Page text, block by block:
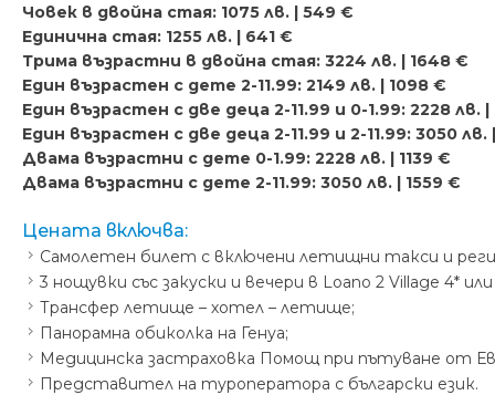
Човек в двойна стая: 1075 лв. | 549 €
Единична стая: 1255 лв. | 641 €
Трима възрастни в двойна стая: 3224 лв. | 1648 €
Един възрастен с дете 2-11.99: 2149 лв. | 1098 €
Един възрастен с две деца 2-11.99 и 0-1.99: 2228 лв. |
Един възрастен с две деца 2-11.99 и 2-11.99: 3050 лв.
Двама възрастни с дете 0-1.99: 2228 лв. | 1139 €
Двама възрастни с дете 2-11.99: 3050 лв. | 1559 €
Цената включва:
Самолетен билет с включени летищни такси и
3 нощувки със закуски и вечери в Loano 2 Village 4*
Трансфер летище – хотел – летище;
Панорамна обиколка на Генуа;
Медицинска застраховка Помощ при пътуване от
Представител на туроператора с български език.